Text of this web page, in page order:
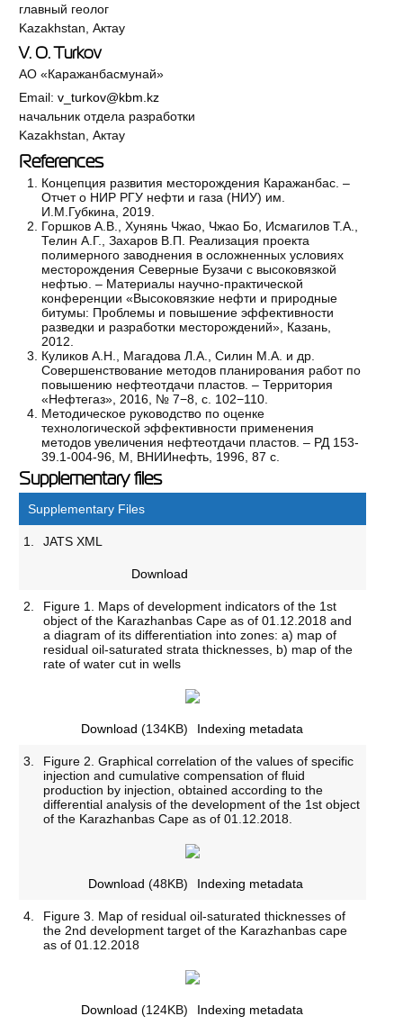
главный геолог
Kazakhstan, Актау
V. O. Turkov
АО «Каражанбасмунай»
Email:v_turkov@kbm.kz
начальник отдела разработки
Kazakhstan, Актау
References
Концепция развития месторождения Каражанбас. –
Отчет о НИР РГУ нефти и газа (НИУ) им.
И.М.Губкина, 2019.
Горшков А.В., Хунянь Чжао, Чжао Бо, Исмагилов Т.А.,
Телин А.Г., Захаров В.П. Реализация проекта
полимерного заводнения в осложненных условиях
месторождения Северные Бузачи с высоковязкой
нефтью. – Материалы научно-практической
конференции «Высоковязкие нефти и природные
битумы: Проблемы и повышение эффективности
разведки и разработки месторождений», Казань,
2012.
Куликов А.Н., Магадова Л.А., Силин М.А. и др.
Совершенствование методов планирования работ по
повышению нефтеотдачи пластов. – Территория
«Нефтегаз», 2016, № 7−8, с. 102−110.
Методическое руководство по оценке
технологической эффективности применения
методов увеличения нефтеотдачи пластов. – РД 153-
39.1-004-96, М, ВНИИнефть, 1996, 87 с.
Supplementary files
Supplementary Files
1. JATS XML
Download
2.
Figure 1. Maps of development indicators of the 1st
object of the Karazhanbas Cape as of 01.12.2018 and
a diagram of its differentiation into zones: a) map of
residual oil-saturated strata thicknesses, b) map of the
rate of water cut in wells
Download (134KB) Indexing metadata
3.
Figure 2. Graphical correlation of the values of specific
injection and cumulative compensation of fluid
production by injection, obtained according to the
differential analysis of the development of the 1st object
of the Karazhanbas Cape as of 01.12.2018.
Download (48KB) Indexing metadata
4.
Figure 3. Map of residual oil-saturated thicknesses of
the 2nd development target of the Karazhanbas cape
as of 01.12.2018
Download (124KB) Indexing metadata